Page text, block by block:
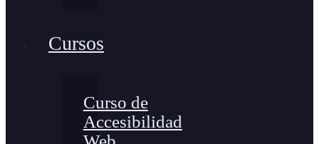
Cursos
Curso de
Accesibilidad